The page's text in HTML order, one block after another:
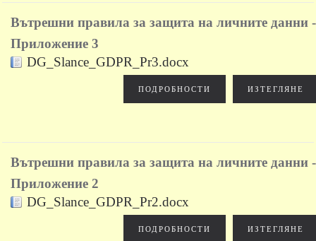
Вътрешни правила за защита на личните данни -
Приложение 3
DG_Slance_GDPR_Pr3.docx
ИЗТЕГЛЯНЕ
ПОДРОБНОСТИ
Вътрешни правила за защита на личните данни -
Приложение 2
DG_Slance_GDPR_Pr2.docx
ИЗТЕГЛЯНЕ
ПОДРОБНОСТИ